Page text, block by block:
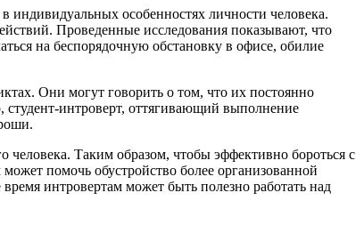
особенностях личности человека.
Проведенные исследования показывают, что
на беспорядочную обстановку в офисе, обилие
Они могут говорить о том, что их постоянно
студент-интроверт, оттягивающий выполнение
человека. Таким образом, чтобы эффективно бороться с
помочь обустройство более организованной
интровертам может быть полезно работать над